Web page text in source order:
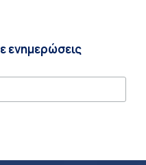
ενημερώσεις